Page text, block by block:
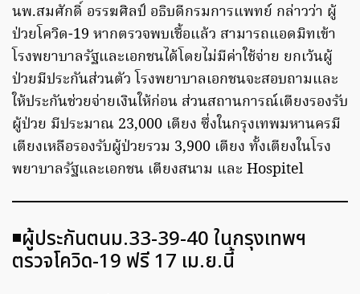
นพ.สมศักดิ์ อรรฆศิลป์ อธิบดีกรมการแพทย์ กล่าวว่า ผู้
ป่วยโควิด-19 หากตรวจพบเชื้อแล้ว สามารถแอดมิทเข้า
โรงพยาบาลรัฐและเอกชนได้โดยไม่มีค่าใช้จ่าย ยกเว้นผู้
ป่วยมีประกันส่วนตัว โรงพยาบาลเอกชนจะสอบถามและ
ให้ประกันช่วยจ่ายเงินให้ก่อน ส่วนสถานการณ์เตียงรองรับ
ผู้ป่วย มีประมาณ 23,000 เตียง ซึ่งในกรุงเทพมหานครมี
เตียงเหลือรองรับผู้ป่วยรวม 3,900 เตียง ทั้งเตียงในโรง
พยาบาลรัฐและเอกชน เตียงสนาม และ Hospitel
◾️ผู้ประกันตนม.33-39-40 ในกรุงเทพฯ
ตรวจโควิด-19 ฟรี 17 เม.ย.นี้